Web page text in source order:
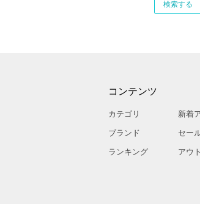
コンテンツ
カテゴリ
ブランド
ランキング
新着
セー
アウ